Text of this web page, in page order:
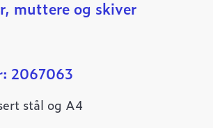
muttere og skiver
2067063
stål og A4